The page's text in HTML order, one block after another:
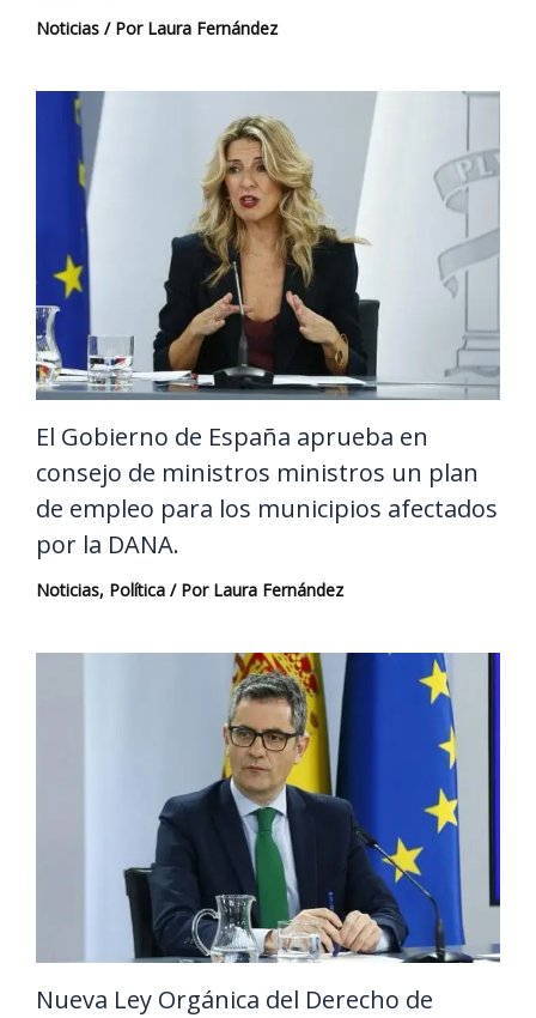
Noticias / Por Laura Fernández
El Gobierno de España aprueba en
consejo de ministros ministros un plan
de empleo para los municipios afectados
por la DANA.
Noticias, Política / Por Laura Fernández
Nueva Ley Orgánica del Derecho de